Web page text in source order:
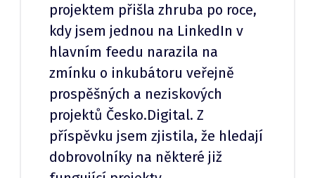
projektem přišla zhruba po roce,
kdy jsem jednou na LinkedIn v
hlavním feedu narazila na
zmínku o inkubátoru veřejně
prospěšných a neziskových
projektů Česko.Digital. Z
příspěvku jsem zjistila, že hledají
dobrovolníky na některé již